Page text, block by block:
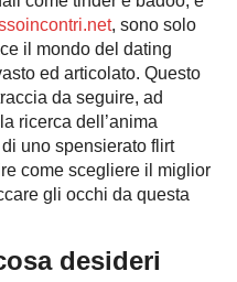
, sono solo
il mondo del dating
ed articolato. Questo
da seguire, ad
ricerca dell’anima
uno spensierato flirt
come scegliere il miglior
gli occhi da questa
desideri